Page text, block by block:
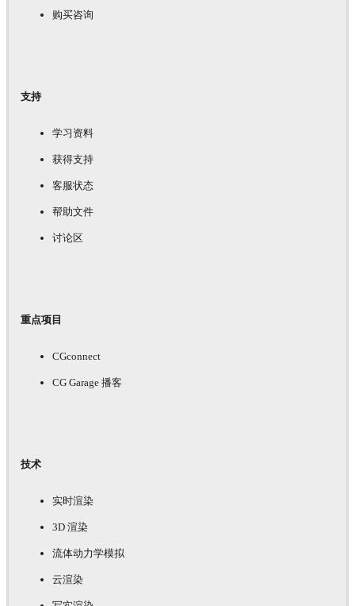
购买咨询
支持
学习资料
获得支持
客服状态
帮助文件
讨论区
重点项目
CGconnect
CG Garage 播客
技术
实时渲染
3D 渲染
流体动力学模拟
云渲染